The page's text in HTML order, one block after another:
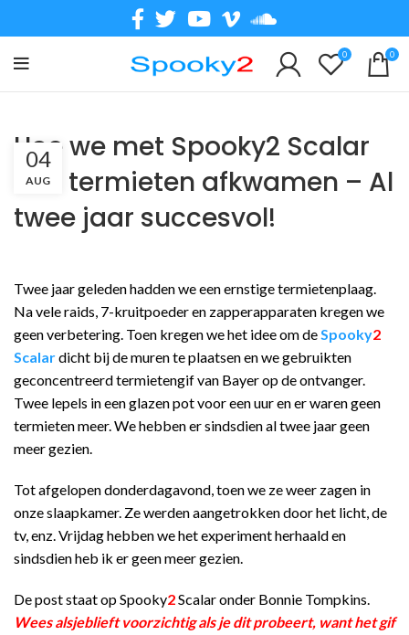
0 0
Hoe we met Spooky2 Scalar
van termieten afkwamen – Al
twee jaar succesvol!
04
AUG
Twee jaar geleden hadden we een ernstige termietenplaag.
Na vele raids, 7-kruitpoeder en zapperapparaten kregen we
geen verbetering. Toen kregen we het idee om deSpooky2
Scalardicht bij de muren te plaatsen en we gebruikten
geconcentreerd termietengif van Bayer op de ontvanger.
Twee lepels in een glazen pot voor een uur en er waren geen
termieten meer. We hebben er sindsdien al twee jaar geen
meer gezien.
Tot afgelopen donderdagavond, toen we ze weer zagen in
onze slaapkamer. Ze werden aangetrokken door het licht, de
tv, enz. Vrijdag hebben we het experiment herhaald en
sindsdien heb ik er geen meer gezien.
De post staat op Spooky2Scalar onder Bonnie Tompkins.
Wees alsjeblieft voorzichtig als je dit probeert, want het gif